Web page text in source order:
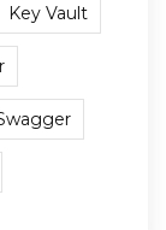
Key Vault